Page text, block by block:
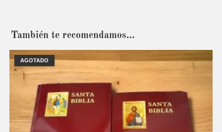
También te recomendamos…
AGOTADO